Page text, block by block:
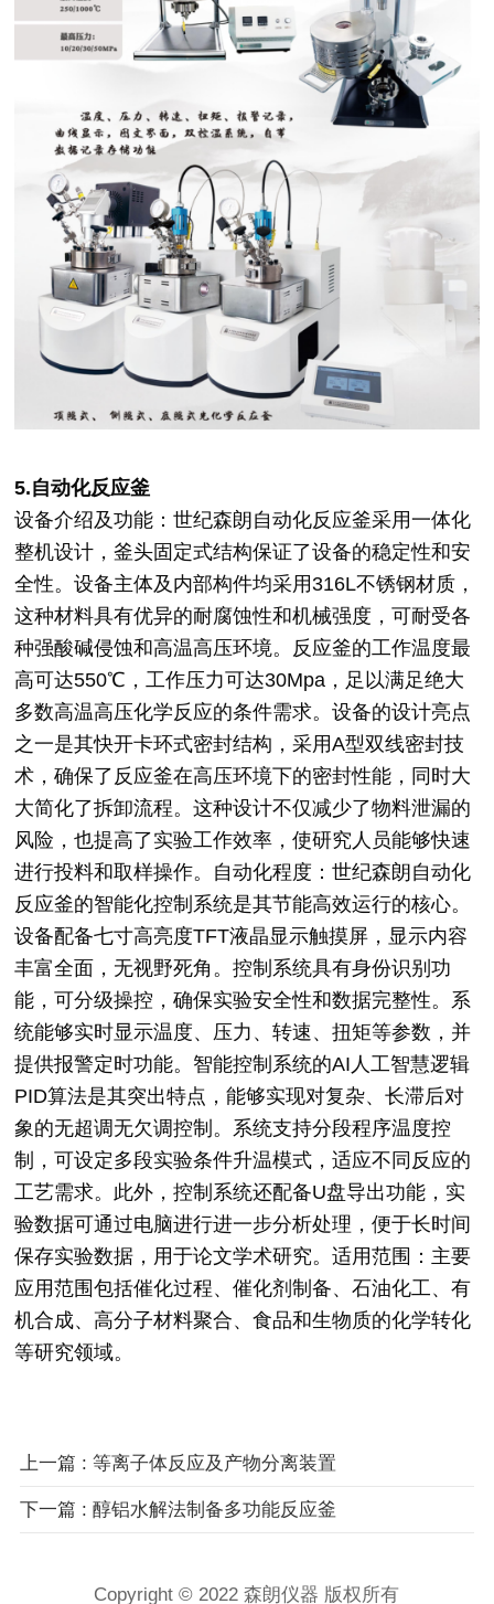
5.自动化反应釜
设备介绍及功能：世纪森朗自动化反应釜采用一体化
整机设计，釜头固定式结构保证了设备的稳定性和安
全性。设备主体及内部构件均采用316L不锈钢材质，
这种材料具有优异的耐腐蚀性和机械强度，可耐受各
种强酸碱侵蚀和高温高压环境。反应釜的工作温度最
高可达550℃，工作压力可达30Mpa，足以满足绝大
多数高温高压化学反应的条件需求。设备的设计亮点
之一是其快开卡环式密封结构，采用A型双线密封技
术，确保了反应釜在高压环境下的密封性能，同时大
大简化了拆卸流程。这种设计不仅减少了物料泄漏的
风险，也提高了实验工作效率，使研究人员能够快速
进行投料和取样操作。自动化程度：世纪森朗自动化
反应釜的智能化控制系统是其节能高效运行的核心。
设备配备七寸高亮度TFT液晶显示触摸屏，显示内容
丰富全面，无视野死角。控制系统具有身份识别功
能，可分级操控，确保实验安全性和数据完整性。系
统能够实时显示温度、压力、转速、扭矩等参数，并
提供报警定时功能。智能控制系统的AI人工智慧逻辑
PID算法是其突出特点，能够实现对复杂、长滞后对
象的无超调无欠调控制。系统支持分段程序温度控
制，可设定多段实验条件升温模式，适应不同反应的
工艺需求。此外，控制系统还配备U盘导出功能，实
验数据可通过电脑进行进一步分析处理，便于长时间
保存实验数据，用于论文学术研究。适用范围：主要
应用范围包括催化过程、催化剂制备、石油化工、有
机合成、高分子材料聚合、食品和生物质的化学转化
等研究领域。
上一篇 : 等离子体反应及产物分离装置
下一篇 : 醇铝水解法制备多功能反应釜
Copyright © 2022 森朗仪器 版权所有